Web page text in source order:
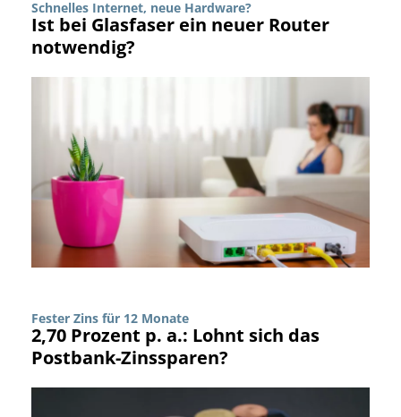
Schnelles Internet, neue Hardware?
Ist bei Glasfaser ein neuer Router
notwendig?
Fester Zins für 12 Monate
2,70 Prozent p. a.: Lohnt sich das
Postbank-Zinssparen?